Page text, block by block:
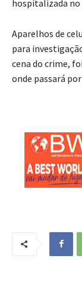
hospitalizada
Aparelhos de
para
cena do crime,
onde passará